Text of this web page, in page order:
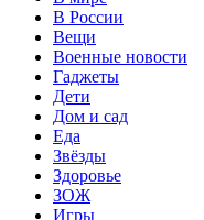
В России
Вещи
Военные новости
Гаджеты
Дети
Дом и сад
Еда
Звёзды
Здоровье
ЗОЖ
Игры